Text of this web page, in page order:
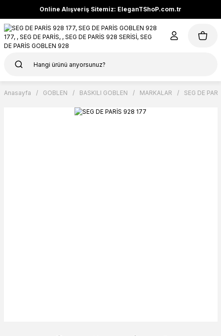
Online Alışveriş Sitemiz: EleganTShoP.com.tr
Anasayfa GOBLEN BASKILI GOBLEN MARKALAR SEG DE